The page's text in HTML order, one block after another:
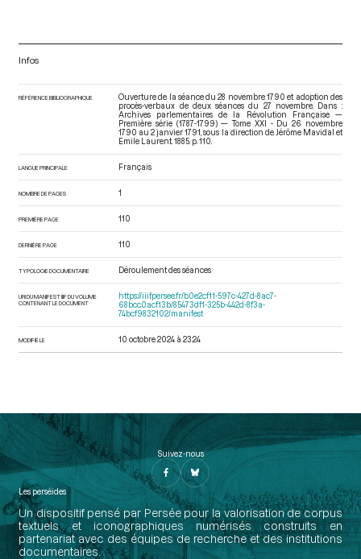
Infos
RÉFÉRENCE BIBLIOGRAPHIQUE
Ouverture de la séance du 28 novembre 1790 et adoption des
procès-verbaux de deux séances du 27 novembre. Dans :
Archives parlementaires de la Révolution Française —
Première série (1787-1799) — Tome XXI - Du 26 novembre
1790 au 2 janvier 1791 , sous la direction de Jérôme Mavidal et
Emile Laurent. 1885. p. 110.
LANGUE PRINCIPALE Français
NOMBRE DE PAGES 1
PREMIÈRE PAGE 110
DERNIÈRE PAGE 110
TYPOLOGIE DOCUMENTAIRE Déroulement des séances
URI DU MANIFEST IIIF DU VOLUME
CONTENANT LE DOCUMENT
https://iiif.persee.fr/b0e2cf11-597c-427d-8ac7-
68bcc0acf13b/85473df1-325b-442d-8f3a-
74bcf9832102/manifest
MODIFIÉ LE 10 octobre 2024 à 23:24
Suivez-nous
Les perséides
Un dispositif pensé par Persée pour la valorisation de corpus
textuels et iconographiques numérisés construits en
partenariat avec des équipes de recherche et des institutions
documentaires.